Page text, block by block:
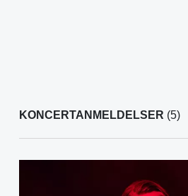
KONCERTANMELDELSER (5)